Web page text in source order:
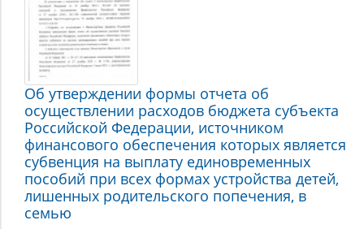
Об утверждении формы отчета об
осуществлении расходов бюджета субъекта
Российской Федерации, источником
финансового обеспечения которых является
субвенция на выплату единовременных
пособий при всех формах устройства детей,
лишенных родительского попечения, в
семью